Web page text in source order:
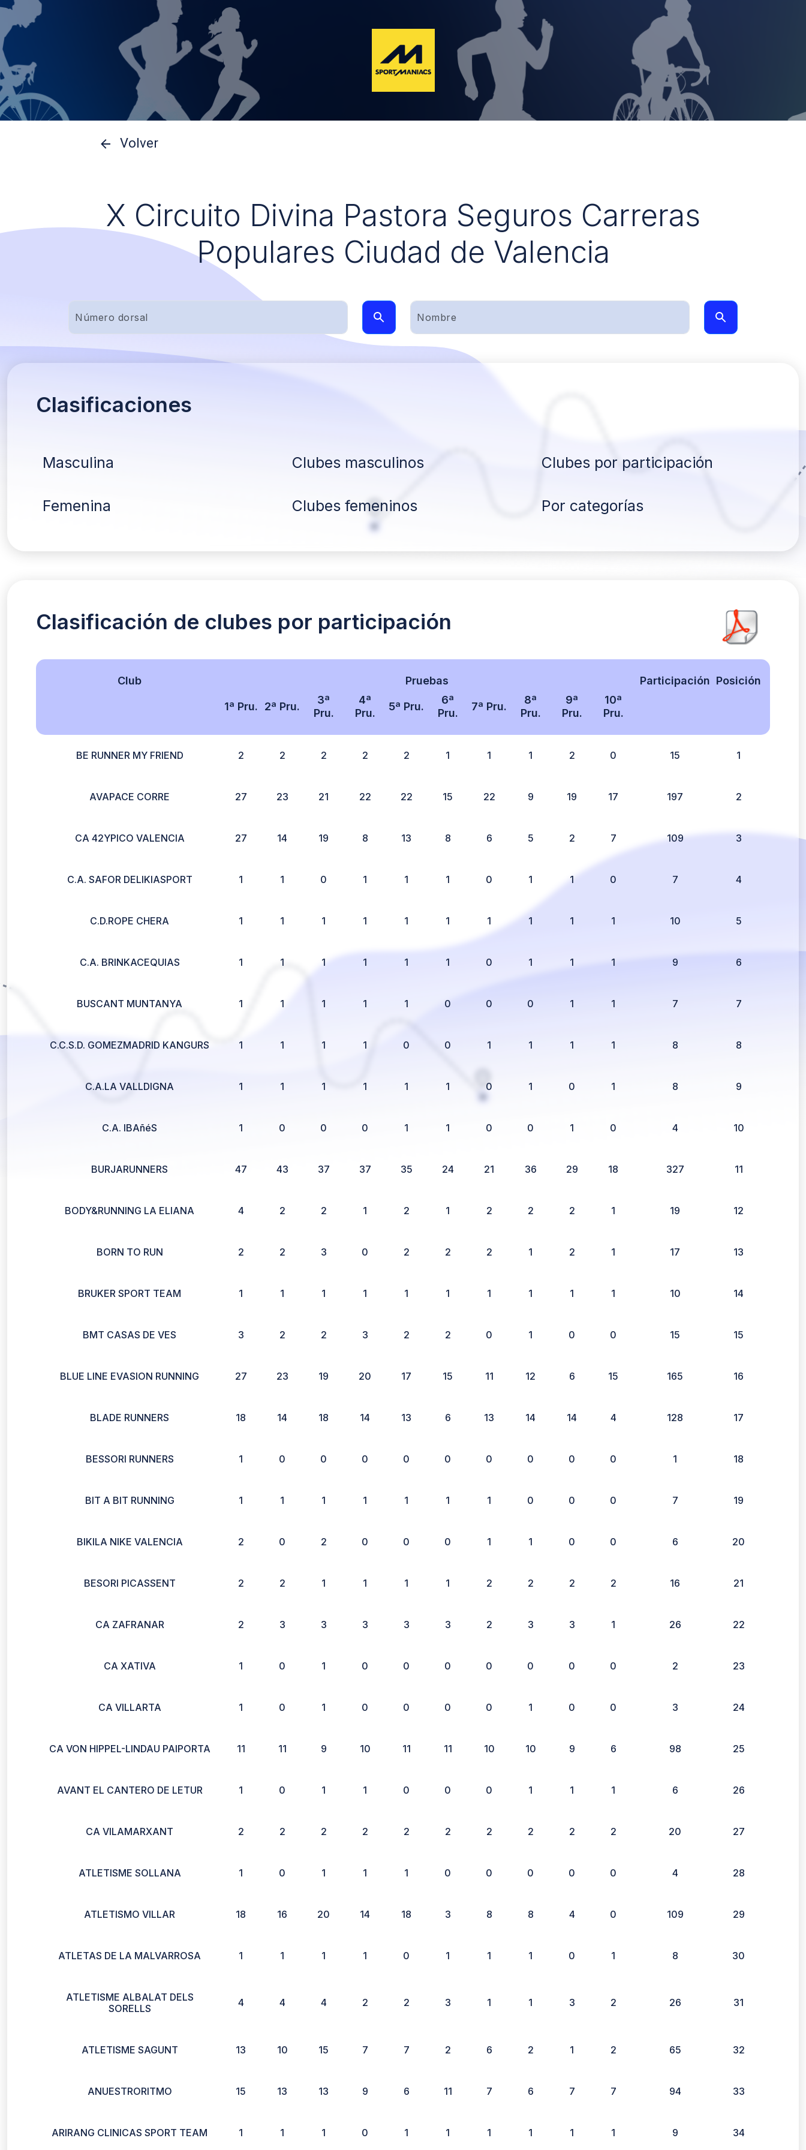
Volver
X Circuito Divina Pastora Seguros Carreras
Populares Ciudad de Valencia
Clasificaciones
Masculina Clubes masculinos Clubes por participación
Femenina Clubes femeninos Por categorías
Clasificación de clubes por participación
Club Pruebas
1ª Pru. 2ª Pru.
3ª
Pru.
4ª
Pru.
5ª Pru.
6ª
Pru.
7ª Pru.
8ª
Pru.
9ª
Pru.
10ª
Pru.
Participación Posición
BE RUNNER MY FRIEND 2 2 2 2 2 1 1 1 2 0 15 1
AVAPACE CORRE 27 23 21 22 22 15 22 9 19 17 197 2
CA 42YPICO VALENCIA 27 14 19 8 13 8 6 5 2 7 109 3
C.A. SAFOR DELIKIASPORT 1 1 0 1 1 1 0 1 1 0 7 4
C.D.ROPE CHERA 1 1 1 1 1 1 1 1 1 1 10 5
C.A. BRINKACEQUIAS 1 1 1 1 1 1 0 1 1 1 9 6
BUSCANT MUNTANYA 1 1 1 1 1 0 0 0 1 1 7 7
C.C.S.D. GOMEZMADRID KANGURS 1 1 1 1 0 0 1 1 1 1 8 8
C.A.LA VALLDIGNA 1 1 1 1 1 1 0 1 0 1 8 9
C.A. IBAñéS 1 0 0 0 1 1 0 0 1 0 4 10
BURJARUNNERS 47 43 37 37 35 24 21 36 29 18 327 11
BODY&RUNNING LA ELIANA 4 2 2 1 2 1 2 2 2 1 19 12
BORN TO RUN 2 2 3 0 2 2 2 1 2 1 17 13
BRUKER SPORT TEAM 1 1 1 1 1 1 1 1 1 1 10 14
BMT CASAS DE VES 3 2 2 3 2 2 0 1 0 0 15 15
BLUE LINE EVASION RUNNING 27 23 19 20 17 15 11 12 6 15 165 16
BLADE RUNNERS 18 14 18 14 13 6 13 14 14 4 128 17
BESSORI RUNNERS 1 0 0 0 0 0 0 0 0 0 1 18
BIT A BIT RUNNING 1 1 1 1 1 1 1 0 0 0 7 19
BIKILA NIKE VALENCIA 2 0 2 0 0 0 1 1 0 0 6 20
BESORI PICASSENT 2 2 1 1 1 1 2 2 2 2 16 21
CA ZAFRANAR 2 3 3 3 3 3 2 3 3 1 26 22
CA XATIVA 1 0 1 0 0 0 0 0 0 0 2 23
CA VILLARTA 1 0 1 0 0 0 0 1 0 0 3 24
CA VON HIPPEL-LINDAU PAIPORTA 11 11 9 10 11 11 10 10 9 6 98 25
AVANT EL CANTERO DE LETUR 1 0 1 1 0 0 0 1 1 1 6 26
CA VILAMARXANT 2 2 2 2 2 2 2 2 2 2 20 27
ATLETISME SOLLANA 1 0 1 1 1 0 0 0 0 0 4 28
ATLETISMO VILLAR 18 16 20 14 18 3 8 8 4 0 109 29
ATLETAS DE LA MALVARROSA 1 1 1 1 0 1 1 1 0 1 8 30
ATLETISME ALBALAT DELS
SORELLS
4 4 4 2 2 3 1 1 3 2 26 31
ATLETISME SAGUNT 13 10 15 7 7 2 6 2 1 2 65 32
ANUESTRORITMO 15 13 13 9 6 11 7 6 7 7 94 33
ARIRANG CLINICAS SPORT TEAM 1 1 1 0 1 1 1 1 1 1 9 34